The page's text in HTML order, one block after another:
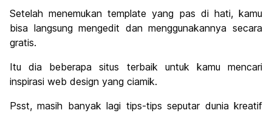
Setelah menemukan template yang pas di hati, kamu
bisa langsung mengedit dan menggunakannya secara
gratis.
Itu dia beberapa situs terbaik untuk kamu mencari
inspirasi web design yang ciamik.
Psst, masih banyak lagi tips-tips seputar dunia kreatif